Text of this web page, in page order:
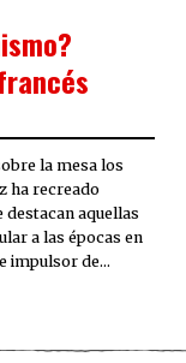
la mesa los
ha recreado
destacan aquellas
a las épocas en
impulsor de…